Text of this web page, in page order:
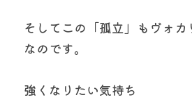
そしてこの「孤立」もヴォ
なのです。
強くなりたい気持ち